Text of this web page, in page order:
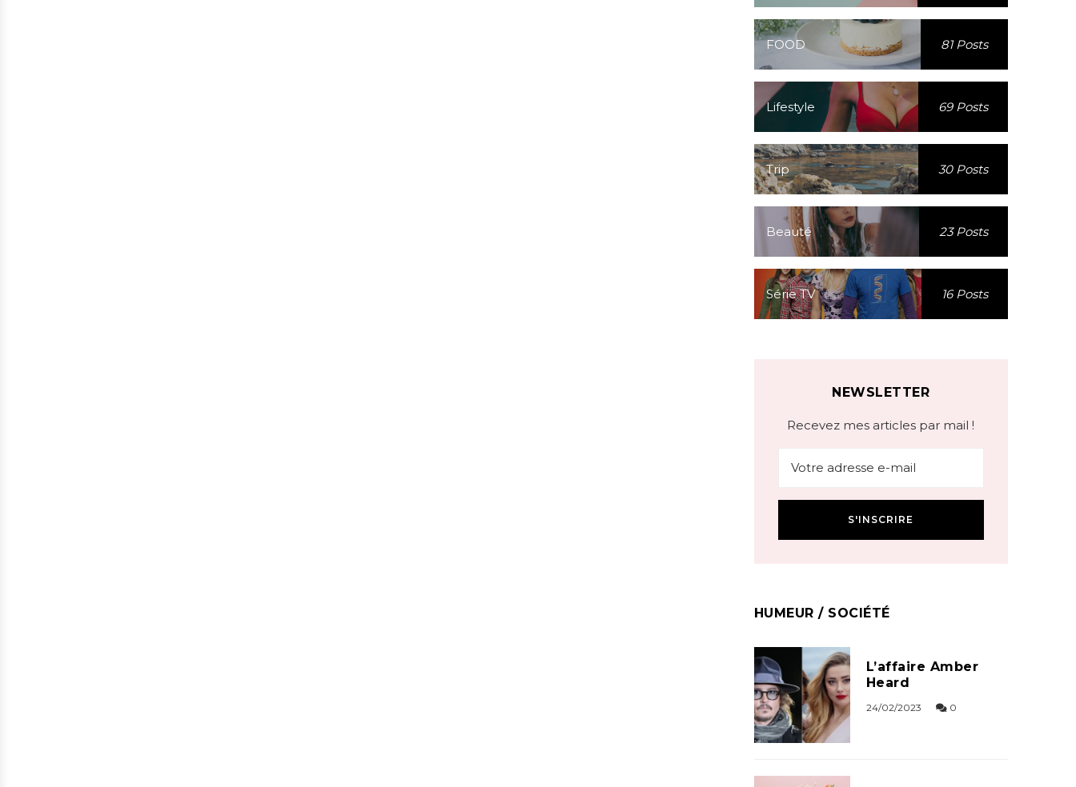
FOOD 81 Posts
Lifestyle 69 Posts
Trip 30 Posts
Beauté 23 Posts
Série TV 16 Posts
NEWSLETTER
Recevez mes articles par mail !
HUMEUR / SOCIÉTÉ
L’affaire Amber
Heard
24/02/2023 0